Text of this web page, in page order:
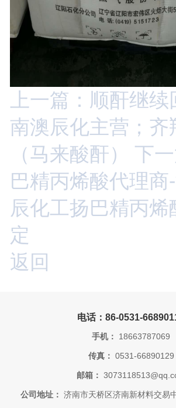
上一篇：顺酐继
南澳辰化主营；齐
（马来酸酐）
下
巴精丙烯酸代理商
辰化工扬巴精丙烯
定
返回
电话：86-0531-
手机： 18663787069
传真： 0531-66890129
邮箱：
公司地址： 济南市天桥区济南新材料交易